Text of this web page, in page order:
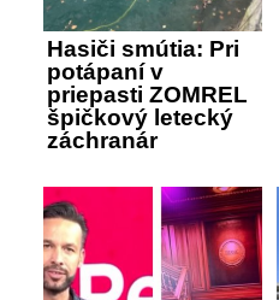
Hasiči smútia: Pri
potápaní v
priepasti ZOMREL
špičkový letecký
záchranár